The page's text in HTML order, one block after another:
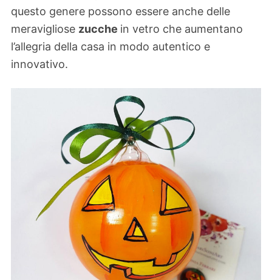
questo genere possono essere anche delle
meravigliose zucche in vetro che aumentano
l’allegria della casa in modo autentico e
innovativo.